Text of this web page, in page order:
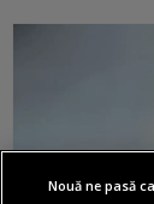
Nouă ne pasă